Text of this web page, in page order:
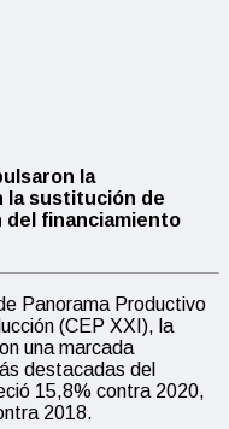
la
la sustitución de
del financiamiento
Panorama Productivo
(CEP XXI), la
una marcada
destacadas del
15,8% contra 2020,
2018.